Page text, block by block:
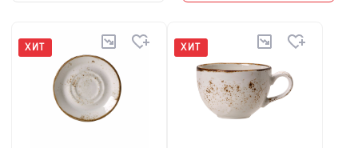
ХИТ ХИТ